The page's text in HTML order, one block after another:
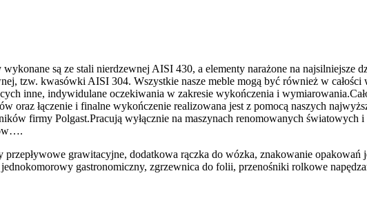
są ze stali nierdzewnej AISI 430, a elementy narażone na najsilniejsze
tzw. kwasówki AISI 304. Wszystkie nasze meble mogą być również w
inne, indywidulane oczekiwania w zakresie wykończenia i
oraz łączenie i finalne wykończenie realizowana jest z pomocą naszych
firmy Polgast.Pracują wyłącznie na maszynach renomowanych światowych
przepływowe grawitacyjne, dodatkowa rączka do wózka, znakowanie
gastronomiczny, zgrzewnica do folii, przenośniki rolkowe